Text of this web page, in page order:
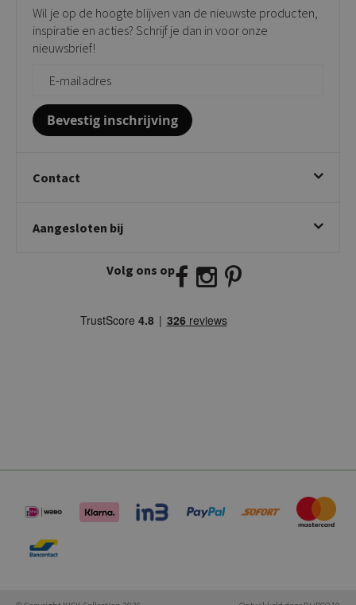
Bijzettafels
Onderhoudsproducten
Vloerbescherming
Giftcards
Wil je op de hoogte blijven van de nieuwste producten,
inspiratie en acties? Schrijf je dan in voor onze
nieuwsbrief!
Bevestig inschrijving
Contact
Twijnstraweg 2
info@kickcollection.nl
Aangesloten bij
Volg ons op